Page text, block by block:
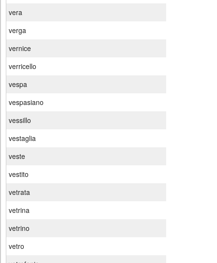
vera
verga
vernice
verricello
vespa
vespasiano
vessillo
vestaglia
veste
vestito
vetrata
vetrina
vetrino
vetro